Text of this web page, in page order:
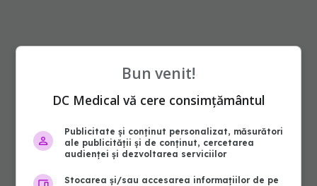
Bun venit!
DC Medical vă cere consimțământul
Publicitate și conținut personalizat, măsurători
ale publicității și de conținut, cercetarea
audienței și dezvoltarea serviciilor
Stocarea și/sau accesarea informațiilor de pe